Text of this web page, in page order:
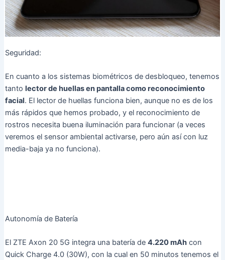
Seguridad:
En cuanto a los sistemas biométricos de desbloqueo, tenemos
tanto lector de huellas en pantalla como reconocimiento
facial. El lector de huellas funciona bien, aunque no es de los
más rápidos que hemos probado, y el reconocimiento de
rostros necesita buena iluminación para funcionar (a veces
veremos el sensor ambiental activarse, pero aún así con luz
media-baja ya no funciona).
Autonomía de Batería
El ZTE Axon 20 5G integra una batería de 4.220 mAh con
Quick Charge 4.0 (30W), con la cual en 50 minutos tenemos el